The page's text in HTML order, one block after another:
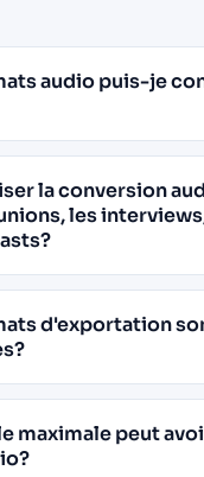
audio puis-je
la conversion
les
d'exportation
maximale peut